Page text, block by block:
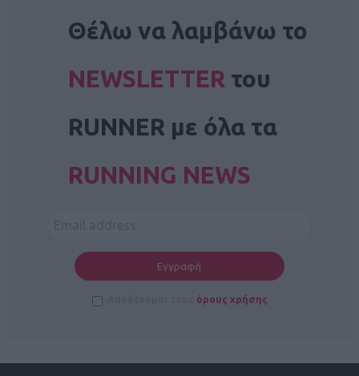
Θέλω να λαμβάνω το
NEWSLETTER του
RUNNER με όλα τα
RUNNING NEWS
όρους χρήσης